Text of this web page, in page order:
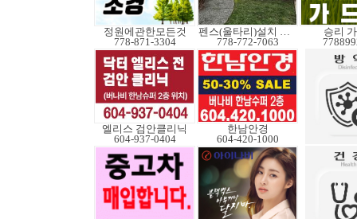
정원에관한모든것
778-871-3304
펜스(울타리)설치 수리
778-772-7063
승리
엘리스 검안클리닉
604-937-0404
한남안경
604-420-1000